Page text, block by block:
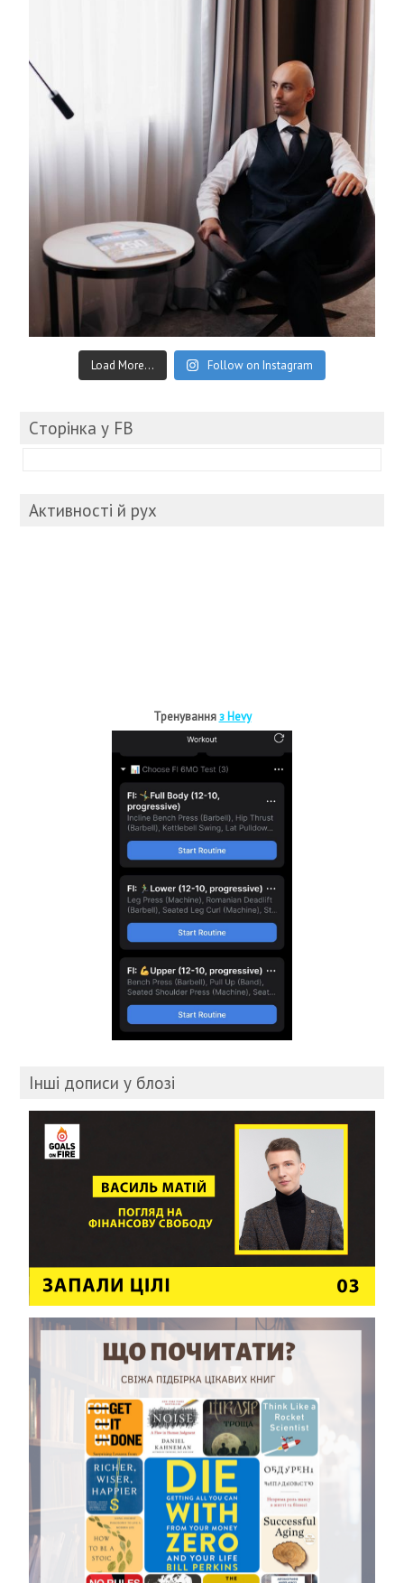
Load More... Follow on Instagram
Cторінка у FB
Активності й рух
Тренуванняз Hevy
Інші дописи у блозі